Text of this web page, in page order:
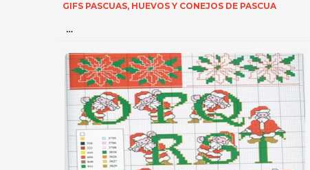
GIFS PASCUAS, HUEVOS Y CONEJOS DE PASCUA
…